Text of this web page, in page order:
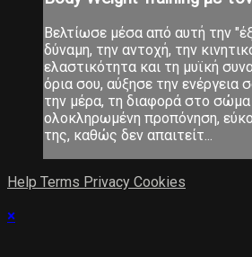
Βελτίωσε μέσα από αυτή την
δύναμη, την αντοχή, την
ελαστικότητα και τη μυϊκή
όρια σου, αύξησε την ενέργεια
την μέρα, τη διαφορά στο
ολοκληρωμένη προπόνηση,
της, καθώς δεν απαιτείτ...
Help Terms Privacy Cookies
×